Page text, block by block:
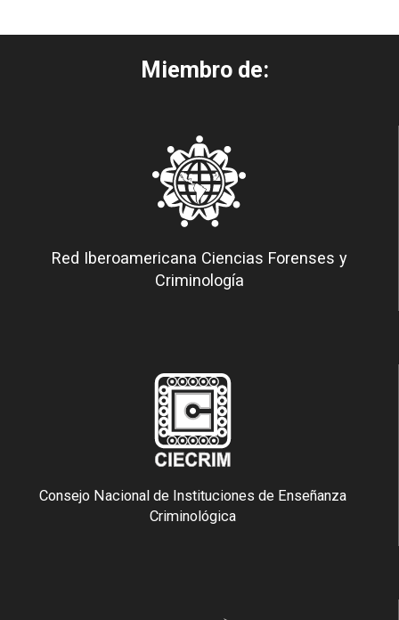
Miembro de:
Red Iberoamericana Ciencias Forenses y
Criminología
Consejo Nacional de Instituciones de Enseñanza
Criminológica